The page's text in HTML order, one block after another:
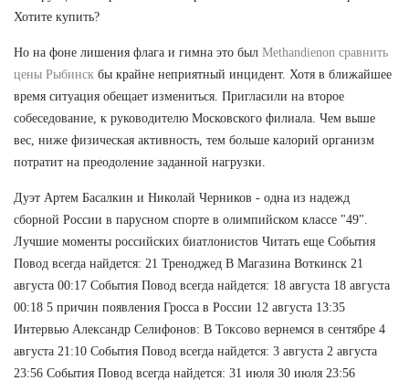
Хотите купить?
Но на фоне лишения флага и гимна это был Methandienon сравнить
цены Рыбинск бы крайне неприятный инцидент. Хотя в ближайшее
время ситуация обещает измениться. Пригласили на второе
собеседование, к руководителю Московского филиала. Чем выше
вес, ниже физическая активность, тем больше калорий организм
потратит на преодоление заданной нагрузки.
Дуэт Артем Басалкин и Николай Черников - одна из надежд
сборной России в парусном спорте в олимпийском классе "49".
Лучшие моменты российских биатлонистов Читать еще События
Повод всегда найдется: 21 Треноджед В Магазина Воткинск 21
августа 00:17 События Повод всегда найдется: 18 августа 18 августа
00:18 5 причин появления Гросса в России 12 августа 13:35
Интервью Александр Селифонов: В Токсово вернемся в сентябре 4
августа 21:10 События Повод всегда найдется: 3 августа 2 августа
23:56 События Повод всегда найдется: 31 июля 30 июля 23:56